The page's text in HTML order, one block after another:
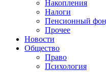
Накопления
Налоги
Пенсионный
Прочее
Новости
Общество
Право
Психология